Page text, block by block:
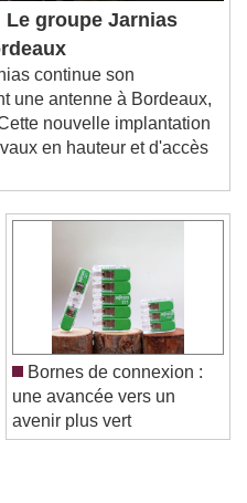
Le groupe Jarnias
continue son
une antenne à Bordeaux,
nouvelle implantation
en hauteur et d'accès
Bornes de connexion :
une avancée vers un
avenir plus vert